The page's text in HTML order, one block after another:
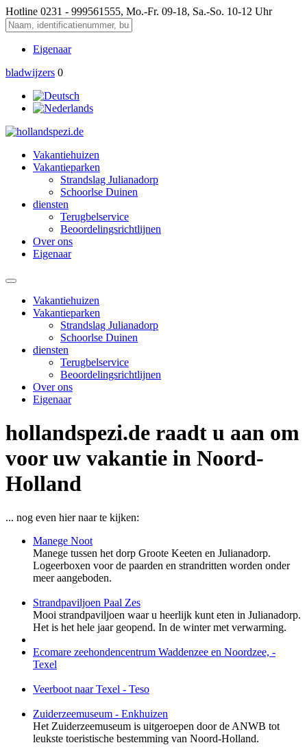
Hotline 0231 - 999561555, Mo.-Fr. 09-18, Sa.-So. 10-12 Uhr
Eigenaar
bladwijzers 0
Vakantiehuizen
Vakantieparken
Strandslag Julianadorp
Schoorlse Duinen
diensten
Terugbelservice
Beoordelingsrichtlijnen
Over ons
Eigenaar
Vakantiehuizen
Vakantieparken
Strandslag Julianadorp
Schoorlse Duinen
diensten
Terugbelservice
Beoordelingsrichtlijnen
Over ons
Eigenaar
hollandspezi.de raadt u aan om
voor uw vakantie in Noord-
Holland
... nog even hier naar te kijken:
Manege Noot
Manege tussen het dorp Groote Keeten en Julianadorp.
Logeerboxen voor de paarden en strandritten worden onder
meer aangeboden.
Strandpaviljoen Paal Zes
Mooi strandpaviljoen waar u heerlijk kunt eten in Julianadorp.
Het is het hele jaar geopend. In de winter met verwarming.
Ecomare zeehondencentrum Waddenzee en Noordzee, -
Texel
Veerboot naar Texel - Teso
Zuiderzeemuseum - Enkhuizen
Het Zuiderzeemuseum is uitgeroepen door de ANWB tot
leukste toeristische bestemming van Noord-Holland.